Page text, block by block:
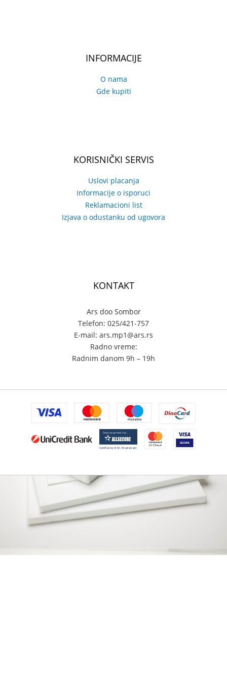
INFORMACIJE
O nama
Gde kupiti
KORISNIČKI SERVIS
Uslovi placanja
Informacije o isporuci
Reklamacioni list
Izjava o odustanku od ugovora
KONTAKT
Ars doo Sombor
Telefon: 025/421-757
E-mail: ars.mp1@ars.rs
Radno vreme:
Radnim danom 9h – 19h